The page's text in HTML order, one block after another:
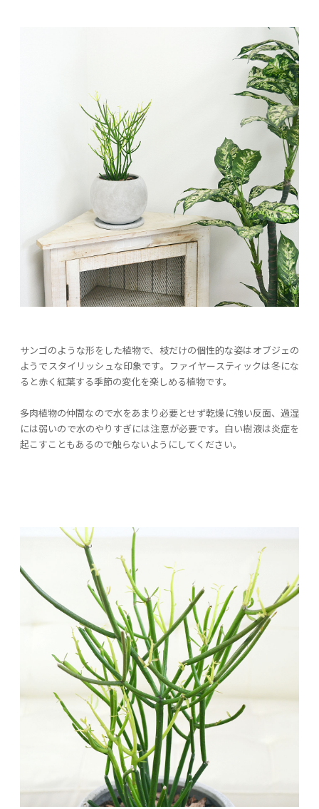
サンゴのような形をした植物で、枝だけの個性的な姿はオブジェの
ようでスタイリッシュな印象です。ファイヤースティックは冬にな
ると赤く紅葉する季節の変化を楽しめる植物です。
多肉植物の仲間なので水をあまり必要とせず乾燥に強い反面、過湿
には弱いので水のやりすぎには注意が必要です。白い樹液は炎症を
起こすこともあるので触らないようにしてください。